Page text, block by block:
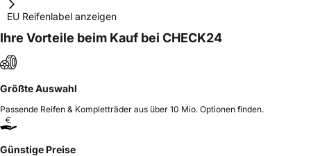
EU Reifenlabel anzeigen
Ihre Vorteile beim Kauf bei CHECK24
Größte Auswahl
Passende Reifen & Kompletträder aus über 10 Mio. Optionen finden.
Günstige Preise